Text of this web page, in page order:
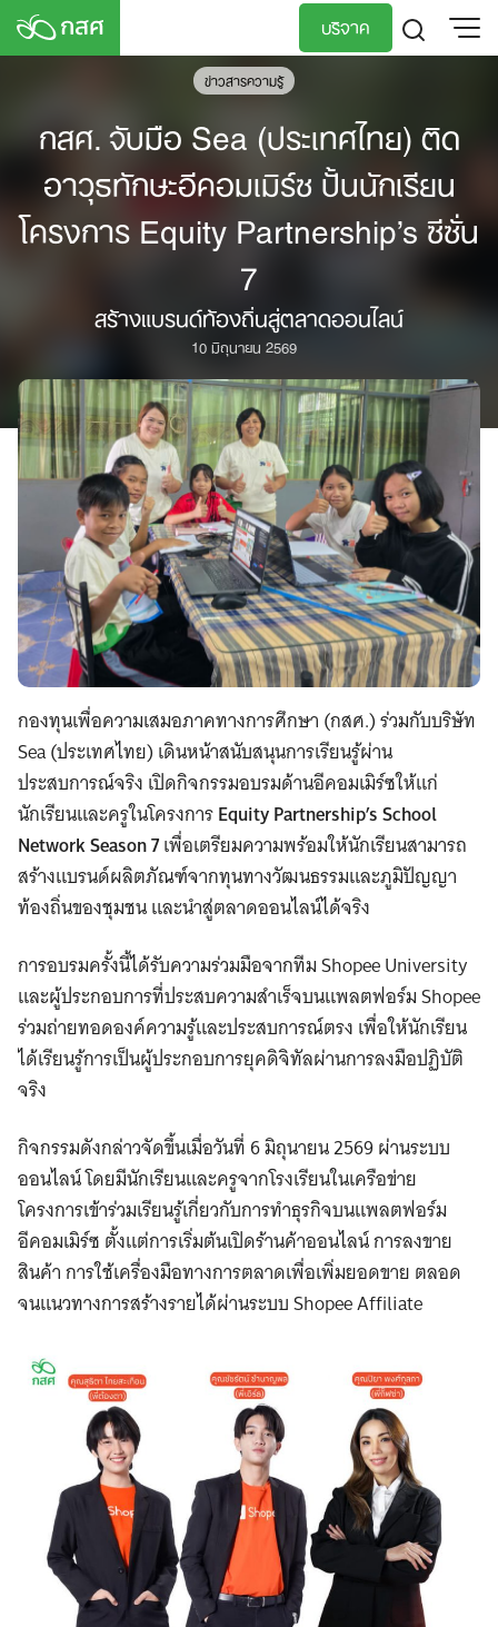
Skip
บริจาค
ข่าวสารความรู้
กสศ. จับมือ Sea (ประเทศไทย) ติด
อาวุธทักษะอีคอมเมิร์ซ ปั้นนักเรียน
โครงการ Equity Partnership’s ซีซั่น
7
สร้างแบรนด์ท้องถิ่นสู่ตลาดออนไลน์
10 มิถุนายน 2569
กองทุนเพื่อความเสมอภาคทางการศึกษา (กสศ.) ร่วมกับบริษัท
Sea (ประเทศไทย) เดินหน้าสนับสนุนการเรียนรู้ผ่าน
ประสบการณ์จริง เปิดกิจกรรมอบรมด้านอีคอมเมิร์ซให้แก่
นักเรียนและครูในโครงการEquity Partnership’s School
Network Season 7เพื่อเตรียมความพร้อมให้นักเรียนสามารถ
สร้างแบรนด์ผลิตภัณฑ์จากทุนทางวัฒนธรรมและภูมิปัญญา
ท้องถิ่นของชุมชน และนำสู่ตลาดออนไลน์ได้จริง
การอบรมครั้งนี้ได้รับความร่วมมือจากทีม Shopee University
และผู้ประกอบการที่ประสบความสำเร็จบนแพลตฟอร์ม Shopee
ร่วมถ่ายทอดองค์ความรู้และประสบการณ์ตรง เพื่อให้นักเรียน
ได้เรียนรู้การเป็นผู้ประกอบการยุคดิจิทัลผ่านการลงมือปฏิบัติ
จริง
กิจกรรมดังกล่าวจัดขึ้นเมื่อวันที่ 6 มิถุนายน 2569 ผ่านระบบ
ออนไลน์ โดยมีนักเรียนและครูจากโรงเรียนในเครือข่าย
โครงการเข้าร่วมเรียนรู้เกี่ยวกับการทำธุรกิจบนแพลตฟอร์ม
อีคอมเมิร์ซ ตั้งแต่การเริ่มต้นเปิดร้านค้าออนไลน์ การลงขาย
สินค้า การใช้เครื่องมือทางการตลาดเพื่อเพิ่มยอดขาย ตลอด
จนแนวทางการสร้างรายได้ผ่านระบบ Shopee Affiliate